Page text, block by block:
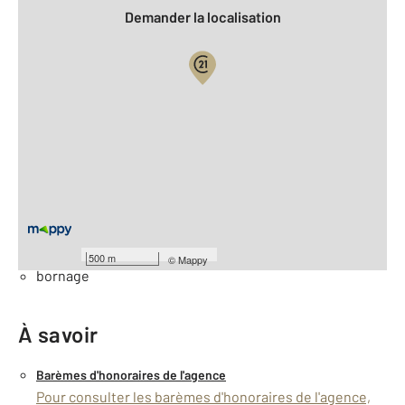
500 m ©Mappy
Demander la localisation
Général
Façade : 24 m
bornage
À savoir
Barèmes d'honoraires de l'agence
Pour consulter les barèmes d'honoraires de l'agence,